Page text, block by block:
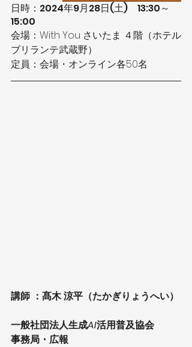
日時：2024年9月28日(土)　13:30～
15:00
会場：With You さいたま ４階（ホテル
ブリランテ武蔵野）
定員：会場・オンライン各50名
講師 ：髙木涼平（たかぎりょうへい）
一般社団法人生成AI活用普及協会
事務局・広報